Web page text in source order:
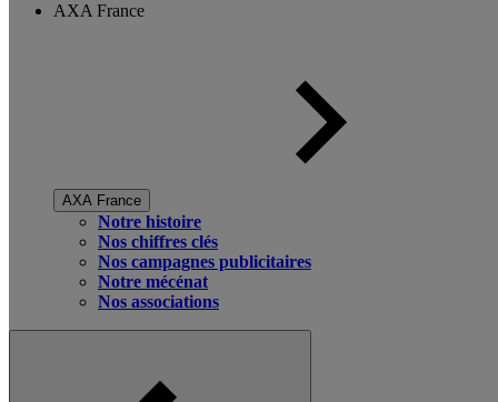
AXA France
AXA France
Notre histoire
Nos chiffres clés
Nos campagnes publicitaires
Notre mécénat
Nos associations